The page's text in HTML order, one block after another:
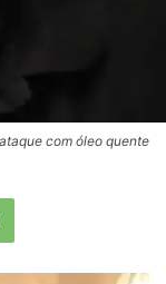
com óleo quente